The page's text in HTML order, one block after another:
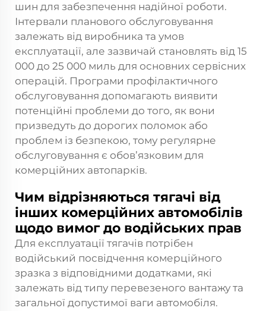
шин для забезпечення надійної роботи.
Інтервали планового обслуговування
залежать від виробника та умов
експлуатації, але зазвичай становлять від 15
000 до 25 000 миль для основних сервісних
операцій. Програми профілактичного
обслуговування допомагають виявити
потенційні проблеми до того, як вони
призведуть до дорогих поломок або
проблем із безпекою, тому регулярне
обслуговування є обов’язковим для
комерційних автопарків.
Чим відрізняються тягачі від
інших комерційних автомобілів
щодо вимог до водійських прав
Для експлуатації тягачів потрібен
водійський посвідчення комерційного
зразка з відповідними додатками, які
залежать від типу перевезеного вантажу та
загальної допустимої ваги автомобіля.